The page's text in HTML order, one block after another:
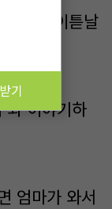
아서 이튿날
와 이야기하
엄마가 와서
기